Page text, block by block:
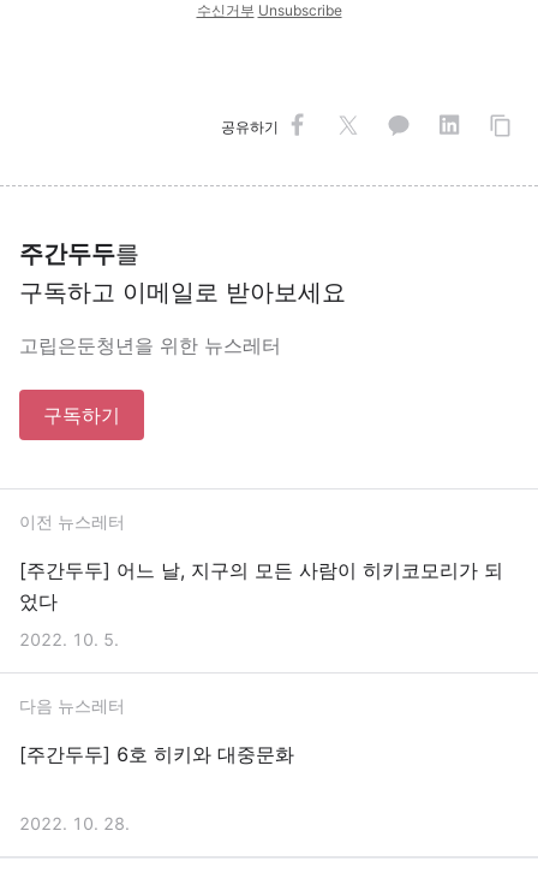
수신거부 Unsubscribe
공유하기
주간두두를
구독하고 이메일로 받아보세요
고립은둔청년을 위한 뉴스레터
구독하기
이전 뉴스레터
[주간두두] 어느 날, 지구의 모든 사람이 히키코모리가 되
었다
2022. 10. 5.
다음 뉴스레터
[주간두두] 6호 히키와 대중문화
2022. 10. 28.